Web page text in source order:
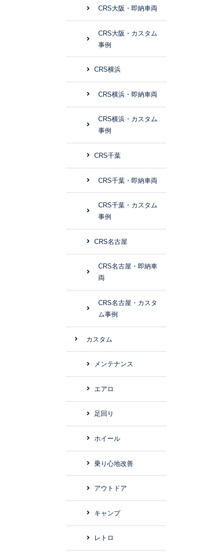
CRS大阪・即納車両
CRS大阪・カスタム
事例
CRS横浜
CRS横浜・即納車両
CRS横浜・カスタム
事例
CRS千葉
CRS千葉・即納車両
CRS千葉・カスタム
事例
CRS名古屋
CRS名古屋・即納車
両
CRS名古屋・カスタ
ム事例
カスタム
メンテナンス
エアロ
足回り
ホイール
乗り心地改善
アウトドア
キャンプ
レトロ